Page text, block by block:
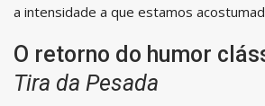
a intensidade a que estamos
O retorno do humor
Tira da Pesada